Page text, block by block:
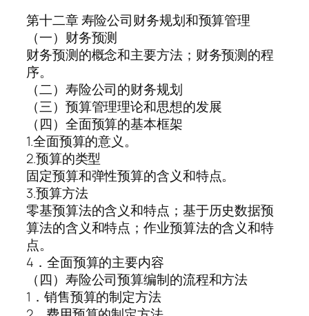
第十二章 寿险公司财务规划和预算管理
（一）财务预测
财务预测的概念和主要方法；财务预测的程
序。
（二）寿险公司的财务规划
（三）预算管理理论和思想的发展
（四）全面预算的基本框架
1.全面预算的意义。
2.预算的类型
固定预算和弹性预算的含义和特点。
3.预算方法
零基预算法的含义和特点；基于历史数据预
算法的含义和特点；作业预算法的含义和特
点。
4．全面预算的主要内容
（四）寿险公司预算编制的流程和方法
1．销售预算的制定方法